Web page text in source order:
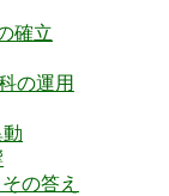
確立
の運用
の答え